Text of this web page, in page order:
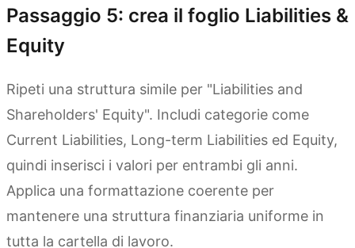
Passaggio 5: crea il foglio Liabilities &
Equity
Ripeti una struttura simile per "Liabilities and
Shareholders' Equity". Includi categorie come
Current Liabilities, Long-term Liabilities ed Equity,
quindi inserisci i valori per entrambi gli anni.
Applica una formattazione coerente per
mantenere una struttura finanziaria uniforme in
tutta la cartella di lavoro.